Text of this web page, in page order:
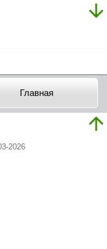
Главная
2026